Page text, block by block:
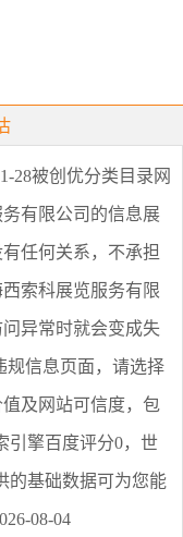
28被创优分类目录网
有限公司 的信息展
有任何关系，不承担
西索科展览服务有限
异常时就会变成失
规信息页面，请选择
及网站可信度，包
引擎百度评分0，世
的基础数据可为您能
08-04